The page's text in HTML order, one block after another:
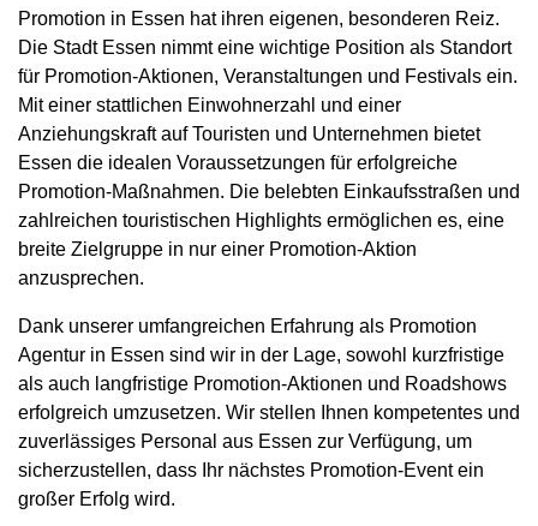
Promotion in Essen hat ihren eigenen, besonderen Reiz.
Die Stadt Essen nimmt eine wichtige Position als Standort
für Promotion-Aktionen, Veranstaltungen und Festivals ein.
Mit einer stattlichen Einwohnerzahl und einer
Anziehungskraft auf Touristen und Unternehmen bietet
Essen die idealen Voraussetzungen für erfolgreiche
Promotion-Maßnahmen. Die belebten Einkaufsstraßen und
zahlreichen touristischen Highlights ermöglichen es, eine
breite Zielgruppe in nur einer Promotion-Aktion
anzusprechen.
Dank unserer umfangreichen Erfahrung als Promotion
Agentur in Essen sind wir in der Lage, sowohl kurzfristige
als auch langfristige Promotion-Aktionen und Roadshows
erfolgreich umzusetzen. Wir stellen Ihnen kompetentes und
zuverlässiges Personal aus Essen zur Verfügung, um
sicherzustellen, dass Ihr nächstes Promotion-Event ein
großer Erfolg wird.